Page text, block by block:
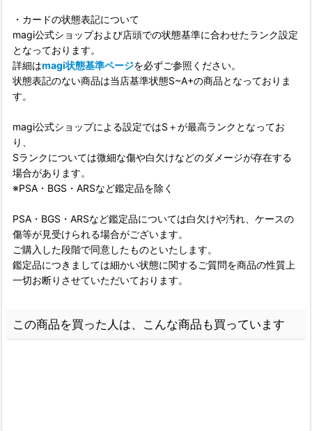
・カードの状態表記について
magi公式ショップおよび店頭での状態基準に合わせたランク設定
となっております。
詳細はmagi状態基準ページを必ずご参照ください。
状態表記のない商品は当店基準状態S~A+の商品となっておりま
す。
magi公式ショップによる設定ではS＋が最高ランクとなってお
り、
Sランクについては微細な傷や白欠けなどのダメージが存在する
場合があります。
※PSA・BGS・ARSなど鑑定品を除く
PSA・BGS・ARSなど鑑定品については白欠けや汚れ、ケースの
傷等が見受けられる場合がございます。
ご購入した段階で同意したものといたします。
鑑定品につきましては細かい状態に関するご質問を商品の性質上
一切お断りさせていただいております。
この商品を買った人は、こんな商品も買っています